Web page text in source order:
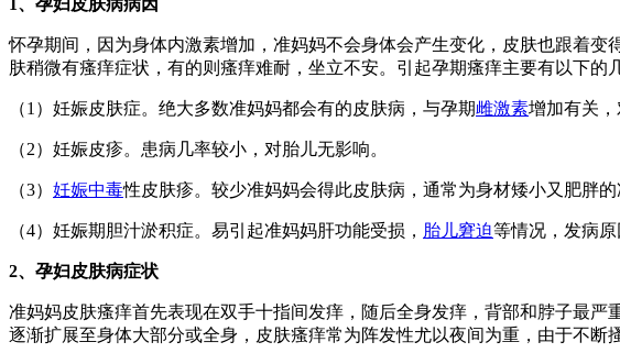
怀孕期间，因为身体内激素增加，准妈妈不会身体会产生变化，皮肤也跟着
肤稍微有瘙痒症状，有的则瘙痒难耐，坐立不安。引起孕期瘙痒主要有以下的
（1）妊娠皮肤症。绝大多数准妈妈都会有的皮肤病，与孕期雌激素增加有关，
（2）妊娠皮疹。患病几率较小，对胎儿无影响。
（3） 妊娠中毒性皮肤疹。较少准妈妈会得此皮肤病，通常为身材矮小又肥胖
（4）妊娠期胆汁淤积症。易引起准妈妈肝功能受损， 胎儿窘迫等情况，发病原
2、孕妇皮肤病症状
准妈妈皮肤瘙痒首先表现在双手十指间发痒，随后全身发痒，背部和脖子最
逐渐扩展至身体大部分或全身，皮肤瘙痒常为阵发性尤以夜间为重，由于不断